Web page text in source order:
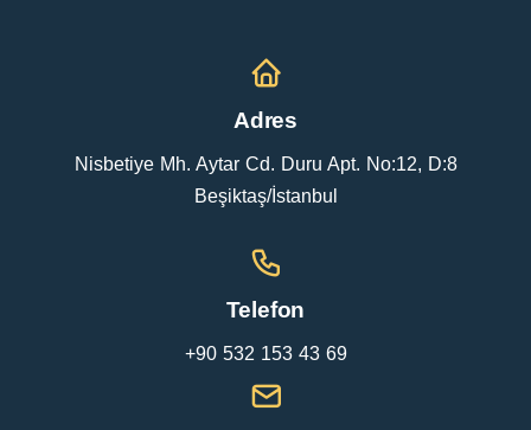
Adres
Nisbetiye Mh. Aytar Cd. Duru Apt. No:12, D:8
Beşiktaş/İstanbul
Telefon
+90 532 153 43 69